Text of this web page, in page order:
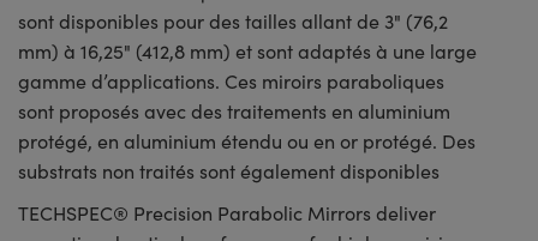
sont disponibles pour des tailles allant de 3" (76,2
mm) à 16,25" (412,8 mm) et sont adaptés à une large
gamme d’applications. Ces miroirs paraboliques
sont proposés avec des traitements en aluminium
protégé, en aluminium étendu ou en or protégé. Des
substrats non traités sont également disponibles
TECHSPEC® Precision Parabolic Mirrors deliver